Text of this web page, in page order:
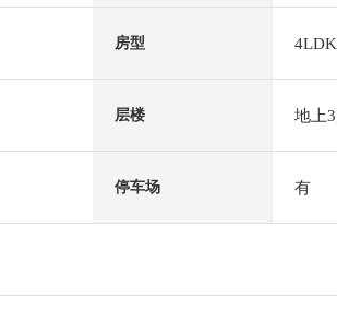
房型 4LDK
层楼 地上
停车场 有